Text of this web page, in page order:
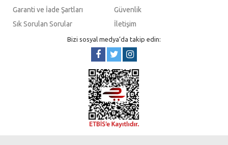
Garanti ve İade Şartları
Güvenlik
Sık Sorulan Sorular
İletişim
Bizi sosyal medya’da takip edin: